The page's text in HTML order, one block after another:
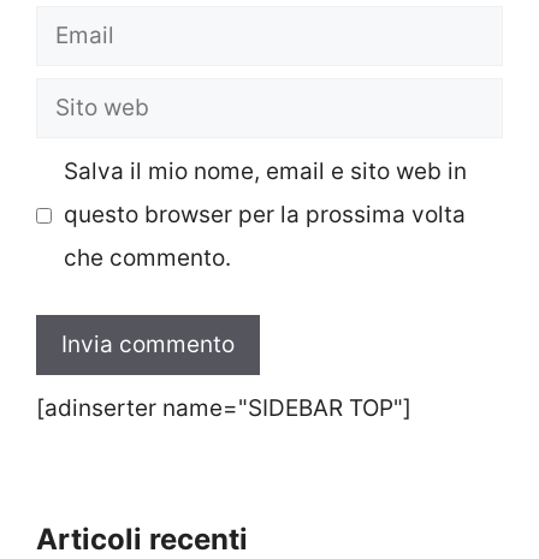
Email
Sito
Salva il mio nome, email e sito web in
questo browser per la prossima volta
che commento.
[adinserter name="SIDEBAR TOP"]
Articoli recenti